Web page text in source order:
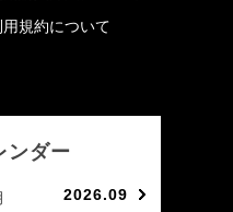
用規約について
ンダー
2026.09